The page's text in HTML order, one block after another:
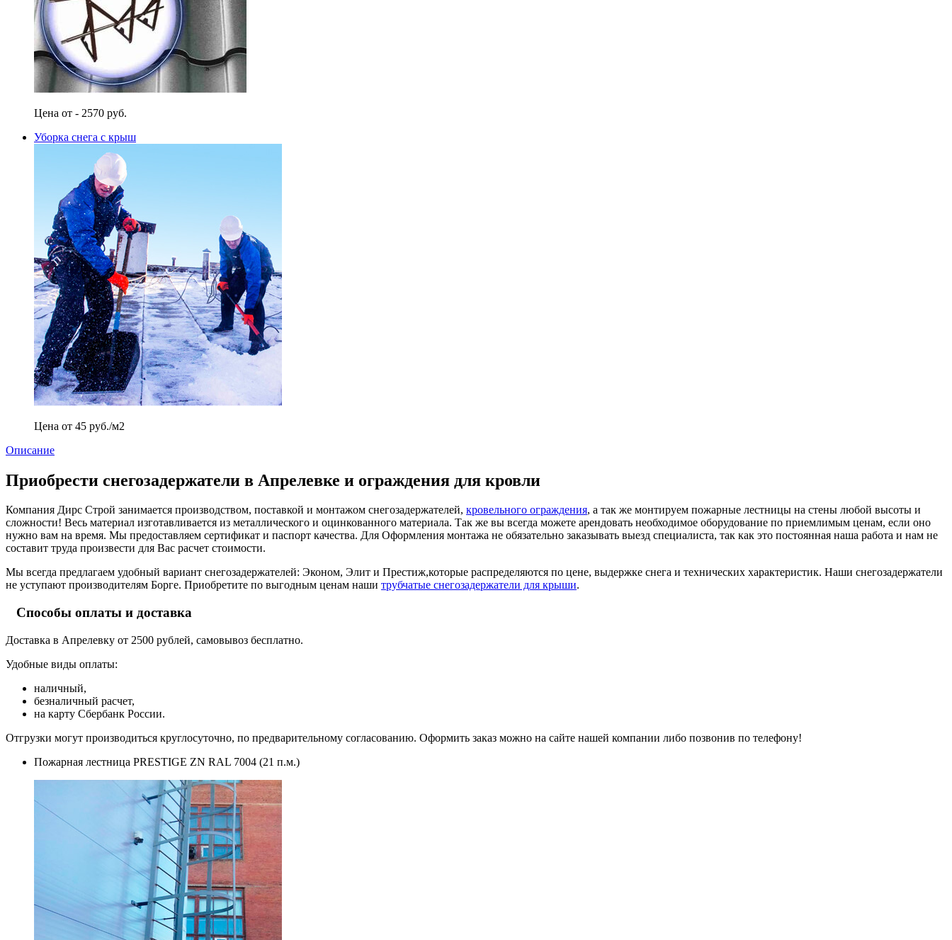
Цена от - 2570 руб.
Уборка снега с крыш
Цена от 45 руб./м2
Описание
Приобрести снегозадержатели в Апрелевке и ограждения для кровли
Компания Дирс Строй занимается производством, поставкой и монтажом снегозадержателей, кровельного ограждения, а так же монтируем пожарные лестницы на стены любой высоты и
сложности! Весь материал изготавливается из металлического и оцинкованного материала. Так же вы всегда можете арендовать необходимое оборудование по приемлимым ценам, если оно
нужно вам на время. Мы предоставляем сертификат и паспорт качества. Для Оформления монтажа не обязательно заказывать выезд специалиста, так как это постоянная наша работа и нам не
составит труда произвести для Вас расчет стоимости.
Мы всегда предлагаем удобный вариант снегозадержателей: Эконом, Элит и Престиж,которые распределяются по цене, выдержке снега и технических характеристик. Наши снегозадержатели
не уступают производителям Борге. Приобретите по выгодным ценам наши трубчатые снегозадержатели для крыши.
Способы оплаты и доставка
Доставка в Апрелевку от 2500 рублей, самовывоз бесплатно.
Удобные виды оплаты:
наличный,
безналичный расчет,
на карту Сбербанк России.
Отгрузки могут производиться круглосуточно, по предварительному согласованию. Оформить заказ можно на сайте нашей компании либо позвонив по телефону!
Пожарная лестница PRESTIGE ZN RAL 7004 (21 п.м.)